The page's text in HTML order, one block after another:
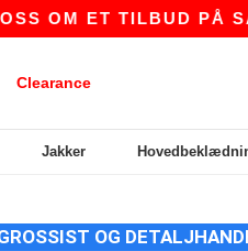
OM ET TILBUD PÅ
Clearance
Jakker
OG